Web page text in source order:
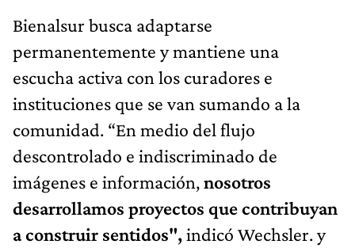
Bienalsur busca adaptarse
permanentemente y mantiene una
escucha activa con los curadores e
instituciones que se van sumando a la
comunidad. “En medio del flujo
descontrolado e indiscriminado de
imágenes e información,nosotros
desarrollamos proyectos que contribuyan
a construir sentidos",indicó Wechsler. y